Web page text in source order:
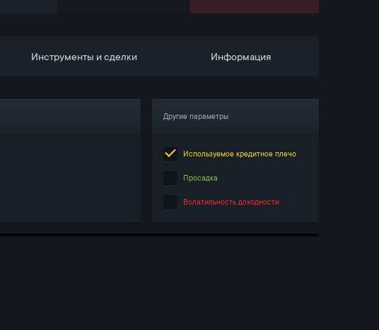
Инструменты и сделки Информация
Другие параметры
Используемое кредитное плечо
Просадка
Волатильность доходности